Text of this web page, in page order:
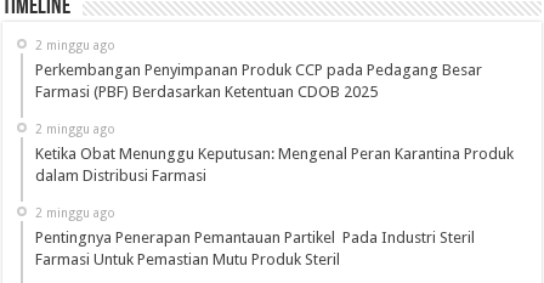
Timeline
2 minggu ago
Perkembangan Penyimpanan Produk CCP pada Pedagang Besar
Farmasi (PBF) Berdasarkan Ketentuan CDOB 2025
2 minggu ago
Ketika Obat Menunggu Keputusan: Mengenal Peran Karantina Produk
dalam Distribusi Farmasi
2 minggu ago
Pentingnya Penerapan Pemantauan Partikel Pada Industri Steril
Farmasi Untuk Pemastian Mutu Produk Steril